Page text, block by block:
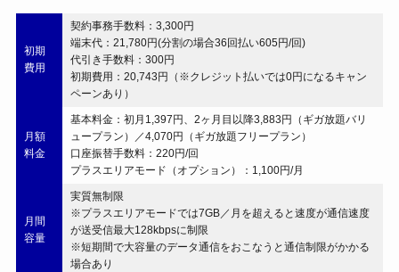
初期
費用
契約事務手数料：3,300円
端末代：21,780円(分割の場合36回払い605円/回)
代引き手数料：300円
初期費用：20,743円（※クレジット払いでは0円になるキャン
ペーンあり）
月額
料金
基本料金：初月1,397円、2ヶ月目以降3,883円（ギガ放題バリ
ュープラン）／4,070円（ギガ放題フリープラン）
口座振替手数料：220円/回
プラスエリアモード（オプション）：1,100円/月
月間
容量
実質無制限
※プラスエリアモードでは7GB／月を超えると速度が通信速度
が送受信最大128kbpsに制限
※短期間で大容量のデータ通信をおこなうと通信制限がかかる
場合あり